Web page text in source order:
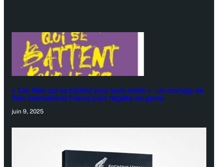
« Ces filles qui se battent pour leurs droits » : un ouvrage de
Plan International France pour l’égalité de genre
juin 9, 2025